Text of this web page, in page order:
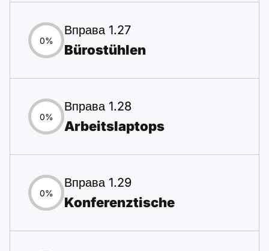
0%
Вправа 1.27
Bürostühlen
0%
Вправа 1.28
Arbeitslaptops
0%
Вправа 1.29
Konferenztische